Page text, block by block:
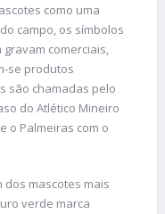
como uma
campo, os símbolos
comerciais,
se produtos
são chamadas pelo
do Atlético Mineiro
o Palmeiras com o
dos mascotes mais
verde marca